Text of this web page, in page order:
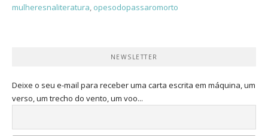
mulheresnaliteratura, opesodopassaromorto
NEWSLETTER
Deixe o seu e-mail para receber uma carta escrita em máquina, um
verso, um trecho do vento, um voo...